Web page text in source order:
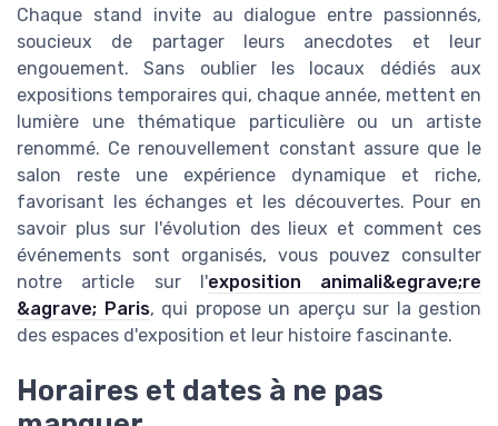
Chaque stand invite au dialogue entre passionnés,
soucieux de partager leurs anecdotes et leur
engouement. Sans oublier les locaux dédiés aux
expositions temporaires qui, chaque année, mettent en
lumière une thématique particulière ou un artiste
renommé. Ce renouvellement constant assure que le
salon reste une expérience dynamique et riche,
favorisant les échanges et les découvertes. Pour en
savoir plus sur l'évolution des lieux et comment ces
événements sont organisés, vous pouvez consulter
notre article sur l'exposition animali&egrave;re
&agrave; Paris, qui propose un aperçu sur la gestion
des espaces d'exposition et leur histoire fascinante.
Horaires et dates à ne pas